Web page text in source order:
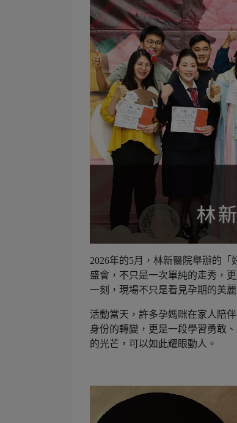
2026年的5月，林新醫院舉辦的
盛會，不只是一次單純的走秀，
一刻，現場不只是看見孕期的美
活動當天，許多孕媽咪在家人陪
身份的轉變，更是一段學習勇敢
的光芒，可以如此耀眼動人。